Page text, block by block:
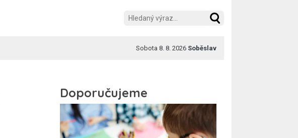
Sobota 8. 8. 2026 Soběslav